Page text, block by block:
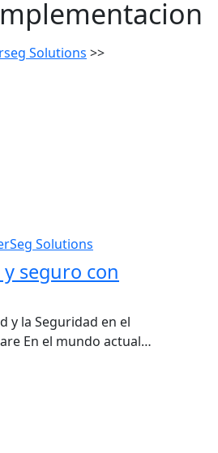
Solutions >>
Solutions
seguro con
y la Seguridad en el
En el mundo actual…